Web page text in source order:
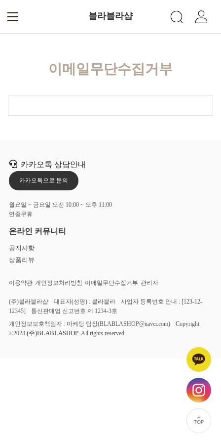
블라블라샵
이메일무단수집거부
카카오톡 상담안내
카카오톡으로 문의
월요일 ~ 금요일 오전 10:00 ~ 오후 11:00
연중무휴
온라인 커뮤니티
공지사항
상품리뷰
이용약관 개인정보처리방침 이메일무단수집거부 관리자
(주)블라블라샵 대표자(성명) : 블라블라
사업자 등록번호 안내 : [123-12-
12345]
통신판매업 신고번호 제 1234-3호
개인정보보호책임자 : 마케팅 팀장(BLABLASHOP@naver.com)
Copyright
©2023 (주)BLABLASHOP. All rights reserved.